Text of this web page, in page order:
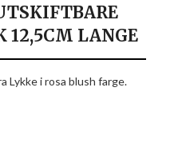
12,5CM LANGE
Lykke i rosa blush farge.